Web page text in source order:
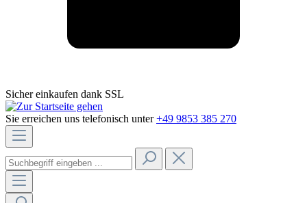
Sicher einkaufen dank SSL
Sie erreichen uns telefonisch unter +49 9853 385 270